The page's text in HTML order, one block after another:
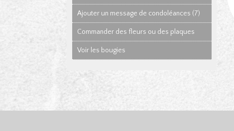
Ajouter un message de condoléances (7)
Commander des fleurs ou des plaques
Voir les bougies